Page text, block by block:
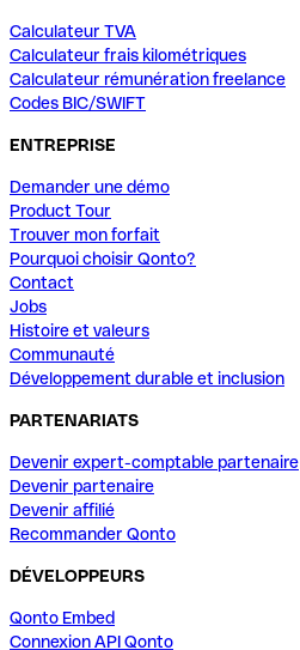
Calculateur TVA
Calculateur frais kilométriques
Calculateur rémunération freelance
Codes BIC/SWIFT
ENTREPRISE
Demander une démo
Product Tour
Trouver mon forfait
Pourquoi choisir Qonto?
Contact
Jobs
Histoire et valeurs
Communauté
Développement durable et inclusion
PARTENARIATS
Devenir expert-comptable partenaire
Devenir partenaire
Devenir affilié
Recommander Qonto
DÉVELOPPEURS
Qonto Embed
Connexion API Qonto